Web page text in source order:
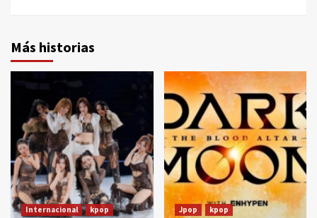
Más historias
Internacional kpop Jpop kpop